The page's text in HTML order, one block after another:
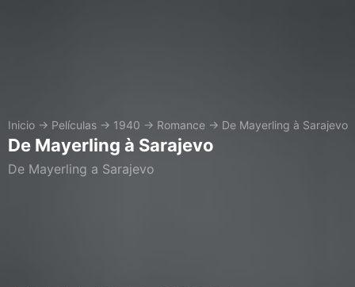
Inicio → Películas → 1940 → Romance → De Mayerling à Sarajevo
De Mayerling à Sarajevo
De Mayerling a Sarajevo